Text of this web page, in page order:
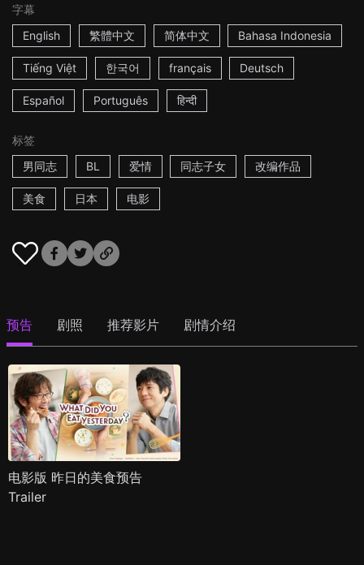
字幕
English
繁體中文 简体中文 Bahasa Indonesia
Tiếng Việt 한국어 français Deutsch
Español Português हिन्दी
标签
男同志
BL 爱情 同志子女 改编作品
美食 日本 电影
预告 剧照 推荐影片 剧情介绍
电影版 昨日的美食预告
Trailer